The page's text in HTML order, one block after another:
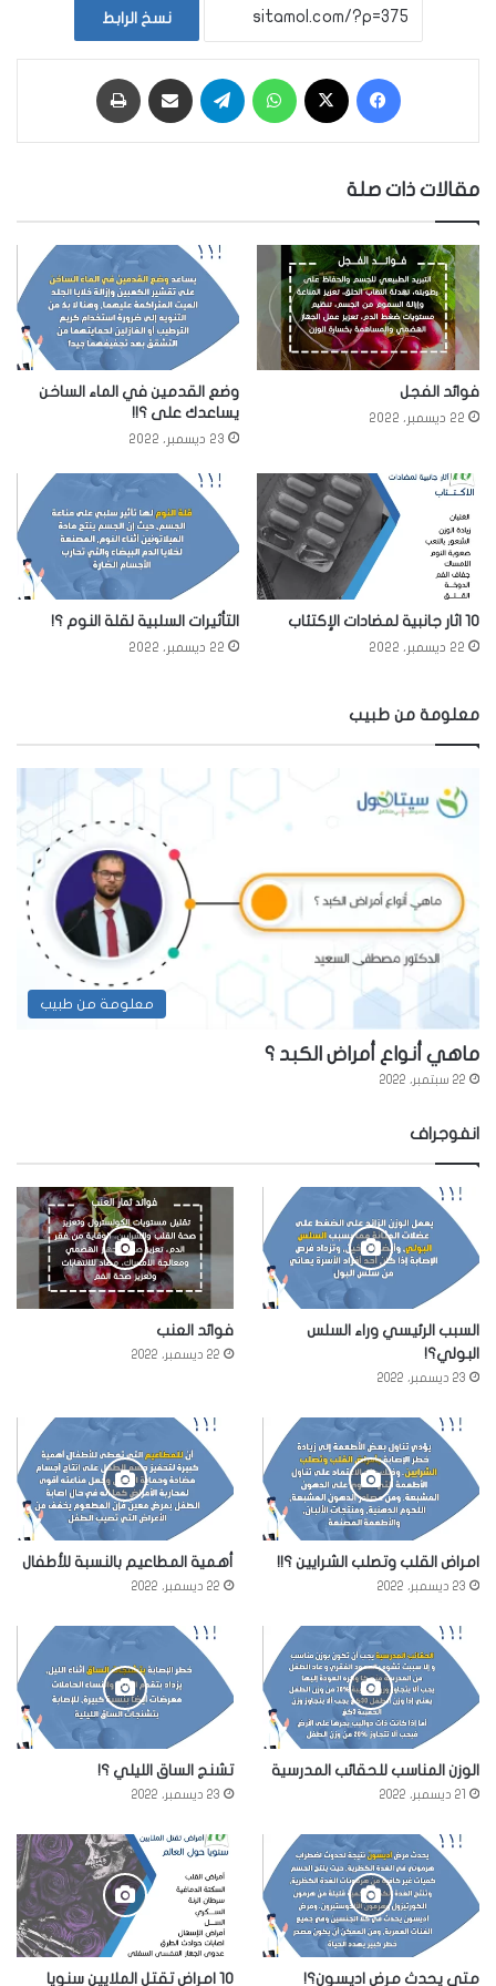
نسخ الرابط
مقالات ذات صلة
فوائد الفجل
22 ديسمبر، 2022
وضع القدمين في الماء الساخن
يساعدك على ؟!!
23 ديسمبر، 2022
10 اثار جانبية لمضادات الإكتئاب
22 ديسمبر، 2022
التأثيرات السلبية لقلة النوم ؟!
22 ديسمبر، 2022
معلومة من طبيب
معلومة من طبيب
ماهي أنواع أمراض الكبد ؟
22 سبتمبر، 2022
انفوجراف
السبب الرئيسي وراء السلس
البولي؟!
23 ديسمبر، 2022
فوائد العنب
22 ديسمبر، 2022
امراض القلب وتصلب الشرايين ؟!!
23 ديسمبر، 2022
أهمية المطاعيم بالنسبة للأطفال
22 ديسمبر، 2022
الوزن المناسب للحقائب المدرسية
21 ديسمبر، 2022
تشنج الساق الليلي ؟!
23 ديسمبر، 2022
متى يحدث مرض اديسون؟! 10 امراض تقتل الملايين سنويا